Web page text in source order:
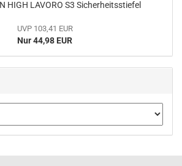
HIGH LAVORO S3 Sicherheitsstiefel
UVP 103,41 EUR
Nur 44,98 EUR